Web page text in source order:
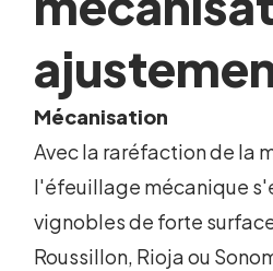
Mécanisation
Avec la raréfaction de la
l'éfeuillage mécanique
vignobles de forte
Roussillon, Rioja ou